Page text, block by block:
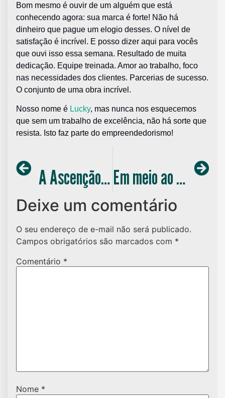
Bom mesmo é ouvir de um alguém que está
conhecendo agora: sua marca é forte! Não há
dinheiro que pague um elogio desses. O nível de
satisfação é incrível. E posso dizer aqui para vocês
que ouvi isso essa semana. Resultado de muita
dedicação. Equipe treinada. Amor ao trabalho, foco
nas necessidades dos clientes. Parcerias de sucesso.
O conjunto de uma obra incrível.
Nosso nome é Lucky, mas nunca nos esquecemos
que sem um trabalho de excelência, não há sorte que
resista. Isto faz parte do empreendedorismo!
A Ascenção das Redes Socias e o Impacto nos Profissionais Da Comunicação Em meio ao caos da pandemia, escrevi meu primeiro livro, pensando na gestação do segundo filho
Deixe um comentário
O seu endereço de e-mail não será publicado.
Campos obrigatórios são marcados com *
Comentário *
Nome *